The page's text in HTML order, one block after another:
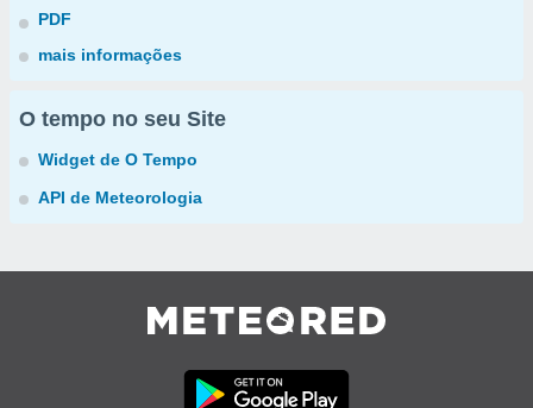
PDF
mais informações
O tempo no seu Site
Widget de O Tempo
API de Meteorologia